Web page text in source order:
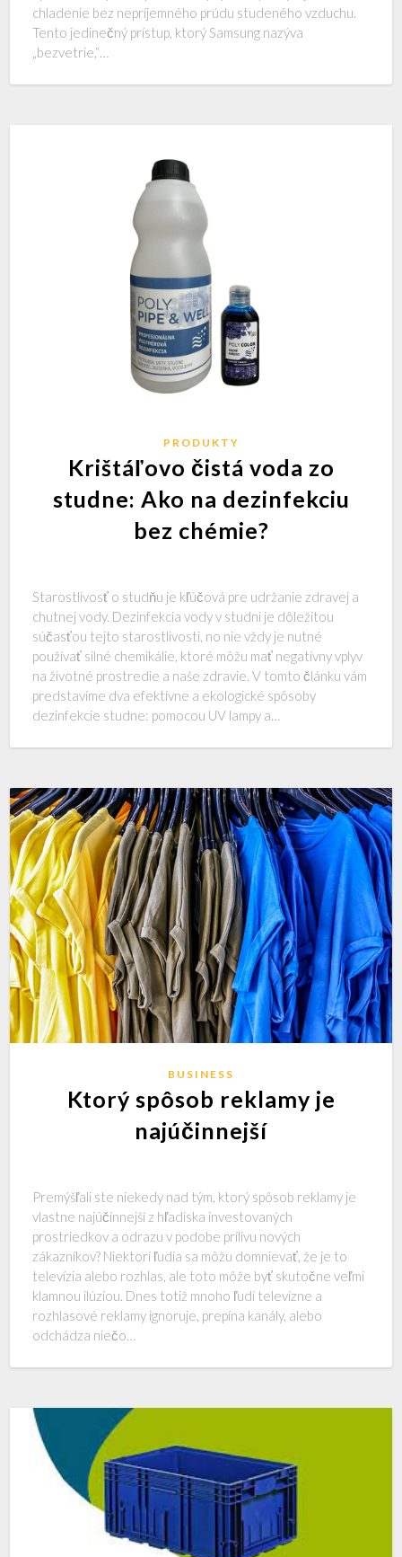
chladenie bez nepríjemného prúdu studeného vzduchu.
Tento jedinečný prístup, ktorý Samsung nazýva
„bezvetrie,“…
PRODUKTY
Krištáľovo čistá voda zo
studne: Ako na dezinfekciu
bez chémie?
Starostlivosť o studňu je kľúčová pre udržanie zdravej a
chutnej vody. Dezinfekcia vody v studni je dôležitou
súčasťou tejto starostlivosti, no nie vždy je nutné
používať silné chemikálie, ktoré môžu mať negatívny vplyv
na životné prostredie a naše zdravie. V tomto článku vám
predstavíme dva efektívne a ekologické spôsoby
dezinfekcie studne: pomocou UV lampy a…
BUSINESS
Ktorý spôsob reklamy je
najúčinnejší
Premýšľali ste niekedy nad tým, ktorý spôsob reklamy je
vlastne najúčinnejší z hľadiska investovaných
prostriedkov a odrazu v podobe prílivu nových
zákazníkov? Niektorí ľudia sa môžu domnievať, že je to
televízia alebo rozhlas, ale toto môže byť skutočne veľmi
klamnou ilúziou. Dnes totiž mnoho ľudí televízne a
rozhlasové reklamy ignoruje, prepína kanály, alebo
odchádza niečo…